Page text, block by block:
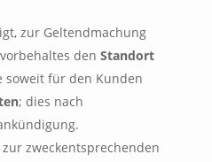
zur Geltendmachung
den Standort
soweit für den Kunden
; dies nach
zweckentsprechenden